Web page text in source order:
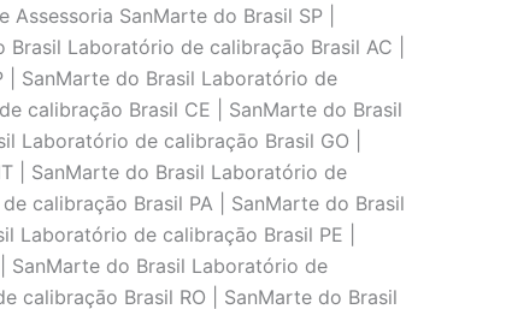
SanMarte do Brasil SP |
Laboratório de calibraçāo Brasil AC |
SanMarte do Brasil Laboratório de
calibraçāo Brasil CE | SanMarte do Brasil
Laboratório de calibraçāo Brasil GO |
| SanMarte do Brasil Laboratório de
calibraçāo Brasil PA | SanMarte do Brasil
Laboratório de calibraçāo Brasil PE |
SanMarte do Brasil Laboratório de
calibraçāo Brasil RO | SanMarte do Brasil